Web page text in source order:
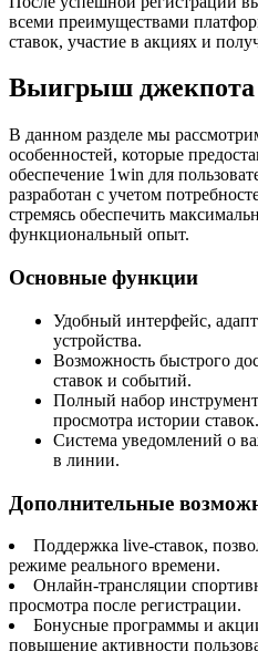
всеми преимуществами
ставок, участие в акциях и
Выигрыш джекпота
В данном разделе мы
особенностей, которые
обеспечение 1win для
разработан с учетом
стремясь обеспечить
функциональный опыт.
Основные функции
Удобный интерфейс,
устройства.
Возможность быстрого
ставок и событий.
Полный набор
просмотра истории ставок.
Система уведомлений о
в линии.
Дополнительные
Поддержка live-ставок,
режиме реального времени.
Онлайн-трансляции
просмотра после регистрации.
Бонусные программы и
повышение активности